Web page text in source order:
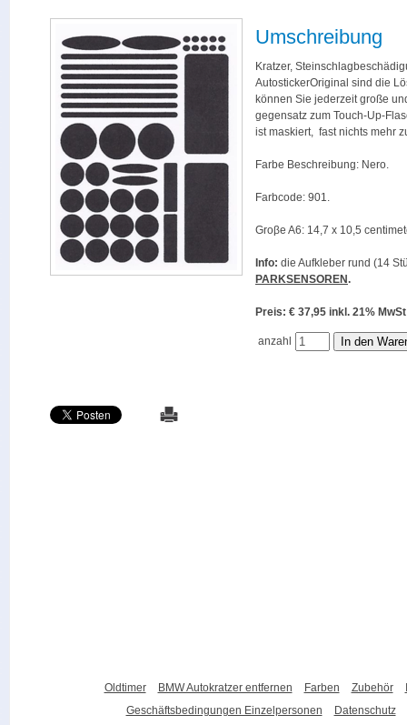
Umschreibung
Kratzer,
AutostickerOriginal sind die
können Sie jederzeit große
gegensatz zum Touch-Up-
ist maskiert, fast nichts mehr
Farbe Beschreibung: Nero.
Farbcode: 901.
Groβe A6: 14,7 x 10,5
Info: die Aufkleber rund (14
PARKSENSOREN.
Preis: € 37,95 inkl. 21%
anzahl
Oldtimer BMW Autokratzer entfernen Farben Zubehör
Geschäftsbedingungen Einzelpersonen
Datenschutz